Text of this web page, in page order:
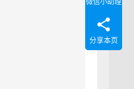
分享本页